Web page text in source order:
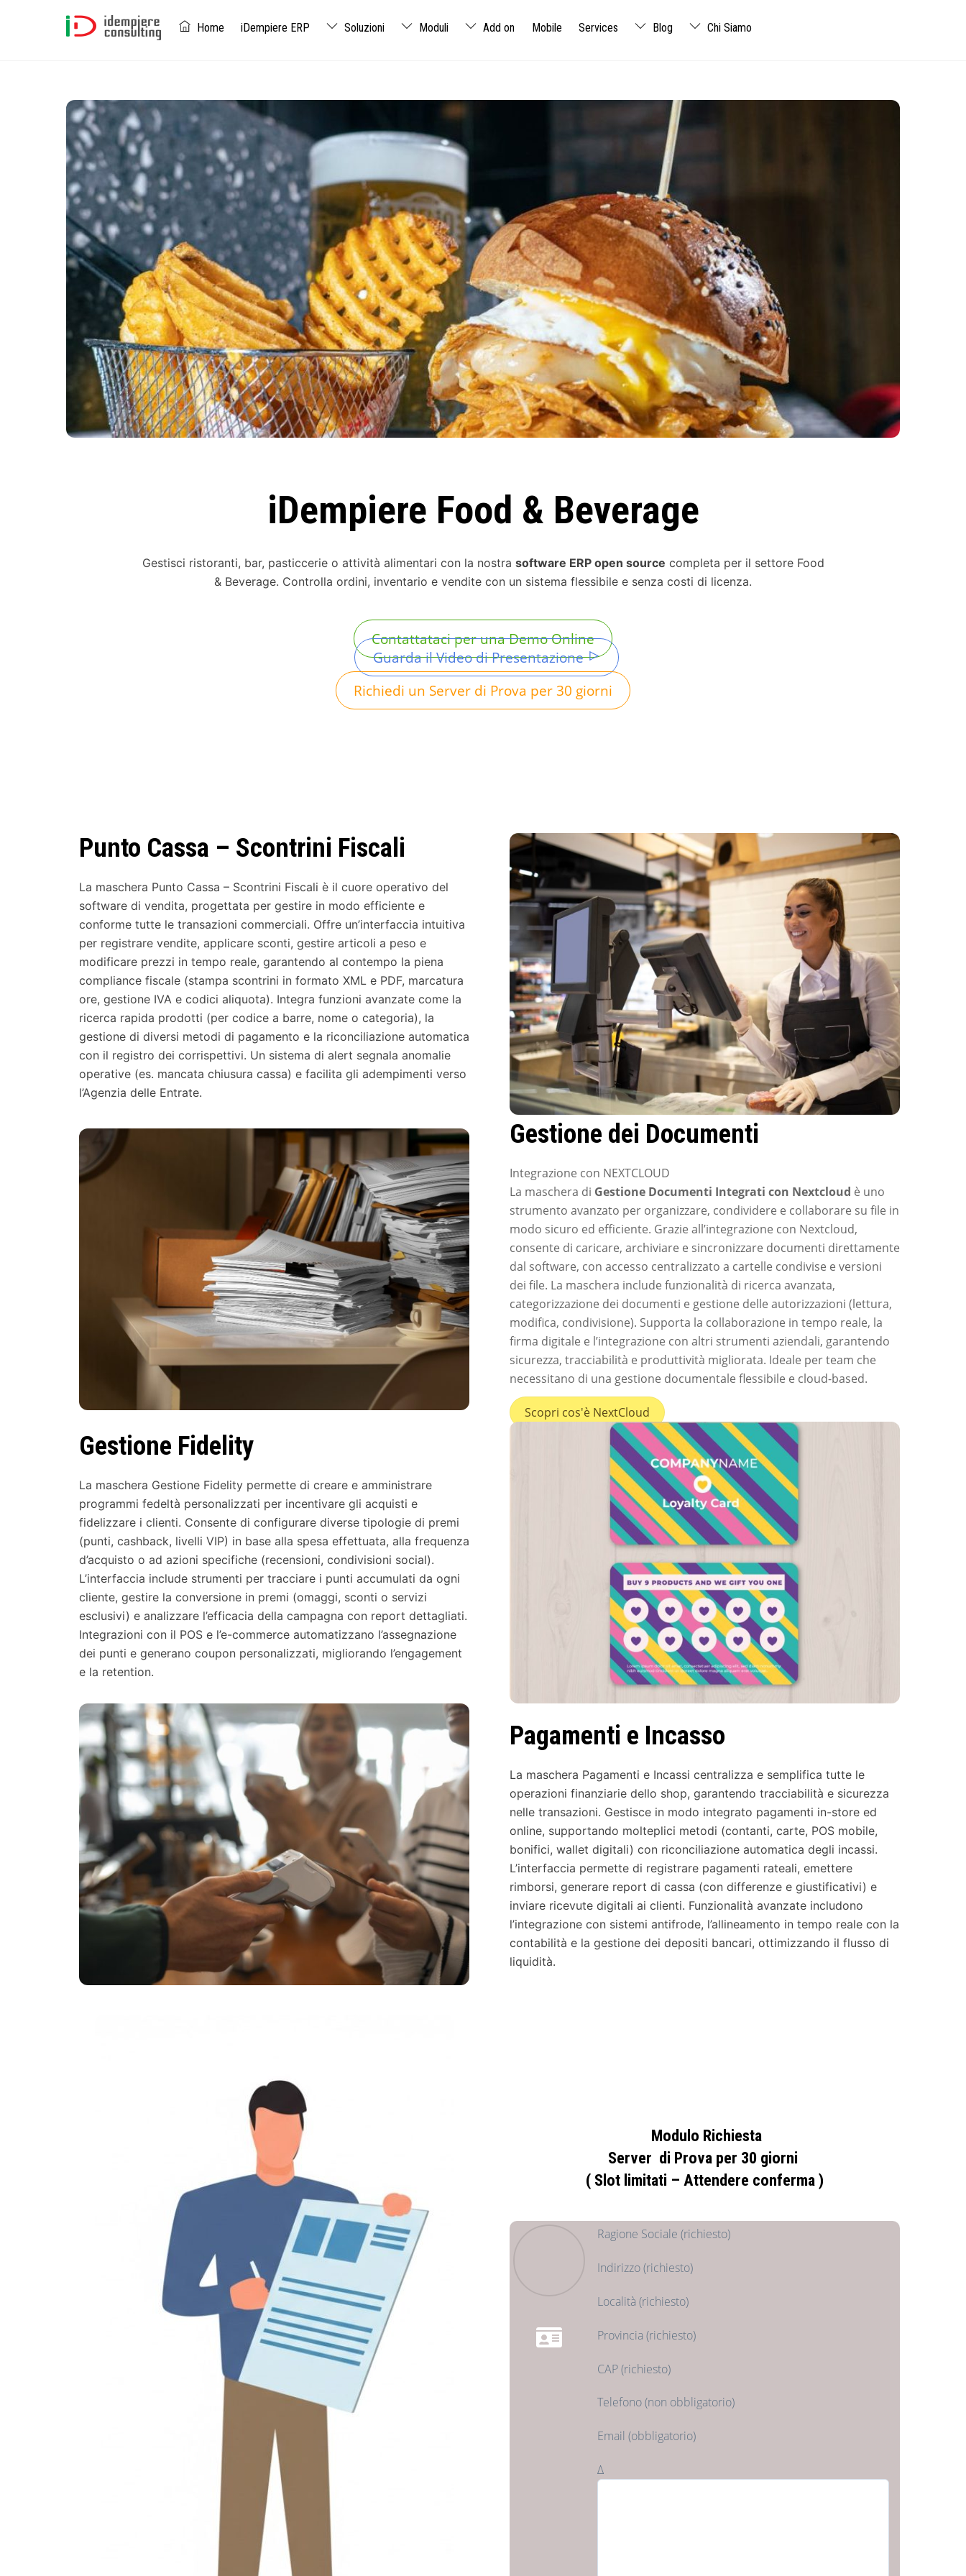
Home iDempiere ERP Soluzioni Moduli Add on Mobile Services Blog Chi Siamo
iDempiere Food & Beverage
Gestisci ristoranti, bar, pasticcerie o attività alimentari con la nostra software ERP open source completa per il settore Food
& Beverage. Controlla ordini, inventario e vendite con un sistema flessibile e senza costi di licenza.
Contattataci per una Demo Online
Guarda il Video di Presentazione
Richiedi un Server di Prova per 30 giorni
Punto Cassa – Scontrini Fiscali
La maschera Punto Cassa – Scontrini Fiscali è il cuore operativo del
software di vendita, progettata per gestire in modo efficiente e
conforme tutte le transazioni commerciali. Offre un’interfaccia intuitiva
per registrare vendite, applicare sconti, gestire articoli a peso e
modificare prezzi in tempo reale, garantendo al contempo la piena
compliance fiscale (stampa scontrini in formato XML e PDF, marcatura
ore, gestione IVA e codici aliquota). Integra funzioni avanzate come la
ricerca rapida prodotti (per codice a barre, nome o categoria), la
gestione di diversi metodi di pagamento e la riconciliazione automatica
con il registro dei corrispettivi. Un sistema di alert segnala anomalie
operative (es. mancata chiusura cassa) e facilita gli adempimenti verso
l’Agenzia delle Entrate.
Gestione dei Documenti
Integrazione con NEXTCLOUD
La maschera di Gestione Documenti Integrati con Nextcloud è uno
strumento avanzato per organizzare, condividere e collaborare su file in
modo sicuro ed efficiente. Grazie all’integrazione con Nextcloud,
consente di caricare, archiviare e sincronizzare documenti direttamente
dal software, con accesso centralizzato a cartelle condivise e versioni
dei file. La maschera include funzionalità di ricerca avanzata,
categorizzazione dei documenti e gestione delle autorizzazioni (lettura,
modifica, condivisione). Supporta la collaborazione in tempo reale, la
firma digitale e l’integrazione con altri strumenti aziendali, garantendo
sicurezza, tracciabilità e produttività migliorata. Ideale per team che
necessitano di una gestione documentale flessibile e cloud-based.
Scopri cos'è NextCloud
Gestione Fidelity
La maschera Gestione Fidelity permette di creare e amministrare
programmi fedeltà personalizzati per incentivare gli acquisti e
fidelizzare i clienti. Consente di configurare diverse tipologie di premi
(punti, cashback, livelli VIP) in base alla spesa effettuata, alla frequenza
d’acquisto o ad azioni specifiche (recensioni, condivisioni social).
L’interfaccia include strumenti per tracciare i punti accumulati da ogni
cliente, gestire la conversione in premi (omaggi, sconti o servizi
esclusivi) e analizzare l’efficacia della campagna con report dettagliati.
Integrazioni con il POS e l’e-commerce automatizzano l’assegnazione
dei punti e generano coupon personalizzati, migliorando l’engagement
e la retention.
Pagamenti e Incasso
La maschera Pagamenti e Incassi centralizza e semplifica tutte le
operazioni finanziarie dello shop, garantendo tracciabilità e sicurezza
nelle transazioni. Gestisce in modo integrato pagamenti in-store ed
online, supportando molteplici metodi (contanti, carte, POS mobile,
bonifici, wallet digitali) con riconciliazione automatica degli incassi.
L’interfaccia permette di registrare pagamenti rateali, emettere
rimborsi, generare report di cassa (con differenze e giustificativi) e
inviare ricevute digitali ai clienti. Funzionalità avanzate includono
l’integrazione con sistemi antifrode, l’allineamento in tempo reale con la
contabilità e la gestione dei depositi bancari, ottimizzando il flusso di
liquidità.
Modulo Richiesta
Server di Prova per 30 giorni
( Slot limitati – Attendere conferma )
Ragione Sociale (richiesto)
Indirizzo (richiesto)
Località (richiesto)
Provincia (richiesto)
CAP (richiesto)
Telefono (non obbligatorio)
Email (obbligatorio)
Δ